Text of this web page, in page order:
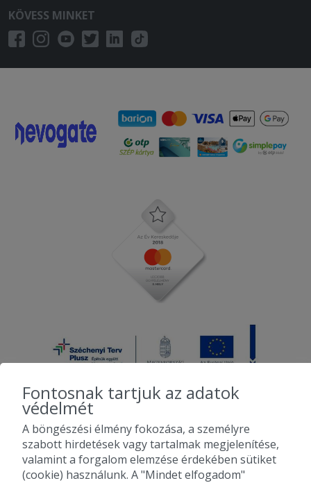
KÖVESS MINKET
2010-2026 Copyright - Falatozz.hu - Diston-line Kft.
Pizza, gyros, hamburger, menük kedvező áron, egy helyen az összes
étterem ajánlata.
Fontosnak tartjuk az adatok
védelmét
A böngészési élmény fokozása, a személyre
szabott hirdetések vagy tartalmak megjelenítése,
valamint a forgalom elemzése érdekében sütiket
(cookie) használunk. A "Mindet elfogadom"